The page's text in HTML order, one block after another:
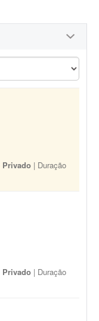
Privado | Duração
Privado | Duração